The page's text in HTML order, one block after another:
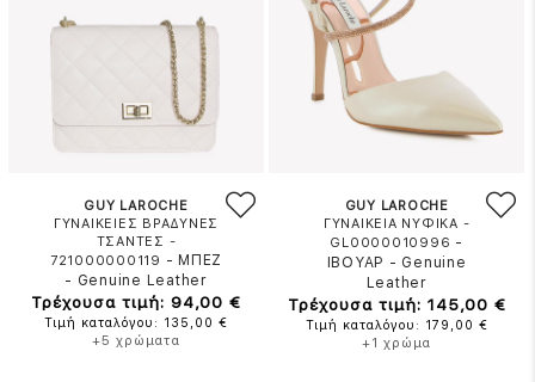
GUY LAROCHE
ΓΥΝΑΙΚΕΙΕΣ ΒΡΑΔΥΝΕΣ
ΤΣΑΝΤΕΣ -
721000000119 - ΜΠΕΖ
- Genuine Leather
Τρέχουσα τιμή: 94,00 €
Τιμή καταλόγου: 135,00 €
+5 χρώματα
GUY LAROCHE
ΓΥΝΑΙΚΕΙΑ ΝΥΦΙΚΑ -
GL0000010996 -
ΙΒΟΥΑΡ - Genuine
Leather
Τρέχουσα τιμή: 145,00 €
Τιμή καταλόγου: 179,00 €
+1 χρώμα